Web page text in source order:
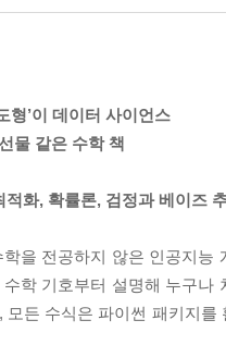
형’이 데이터 사이언스
물 같은 수학 책
적화, 확률론, 검정과 베이즈
을 전공하지 않은 인공지
학 기호부터 설명해 누구
모든 수식은 파이썬 패키지